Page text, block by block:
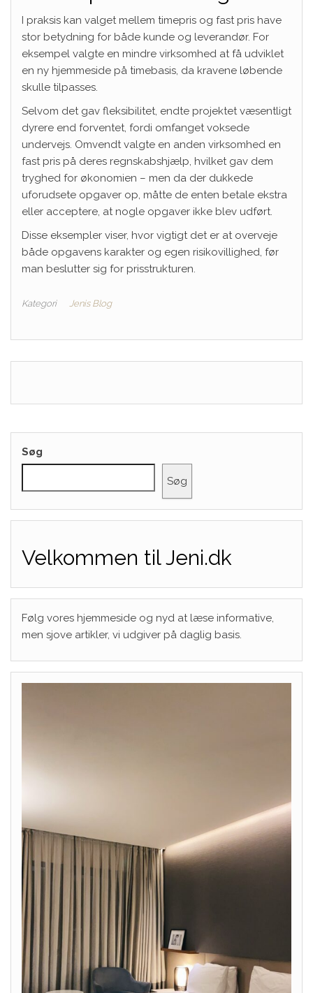
I praksis kan valget mellem timepris og fast pris have
stor betydning for både kunde og leverandør. For
eksempel valgte en mindre virksomhed at få udviklet
en ny hjemmeside på timebasis, da kravene løbende
skulle tilpasses.
Selvom det gav fleksibilitet, endte projektet væsentligt
dyrere end forventet, fordi omfanget voksede
undervejs. Omvendt valgte en anden virksomhed en
fast pris på deres regnskabshjælp, hvilket gav dem
tryghed for økonomien – men da der dukkede
uforudsete opgaver op, måtte de enten betale ekstra
eller acceptere, at nogle opgaver ikke blev udført.
Disse eksempler viser, hvor vigtigt det er at overveje
både opgavens karakter og egen risikovillighed, før
man beslutter sig for prisstrukturen.
Kategori Jenis Blog
Søg
Søg
Velkommen til Jeni.dk
Følg vores hjemmeside og nyd at læse informative,
men sjove artikler, vi udgiver på daglig basis.